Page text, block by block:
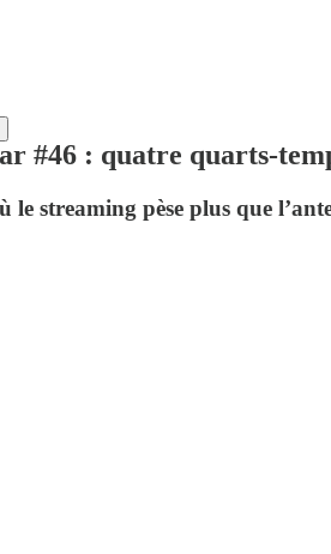
#46 : quatre quarts-
le streaming pèse plus que